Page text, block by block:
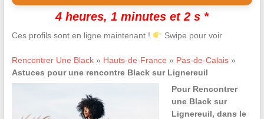
4 heures, 1 minutes et 2 s *
Ces profils sont en ligne maintenant ! Swipe pour voir
Rencontrer Une Black» Hauts-de-France » Pas-de-Calais»
Astuces pour une rencontre Black sur Lignereuil
Pour Rencontrer
une Black sur
Lignereuil, dans le